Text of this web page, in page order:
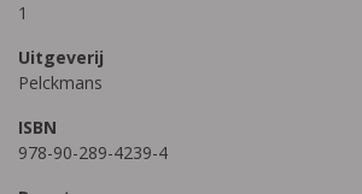
1
Uitgeverij
Pelckmans
ISBN
978-90-289-4239-4